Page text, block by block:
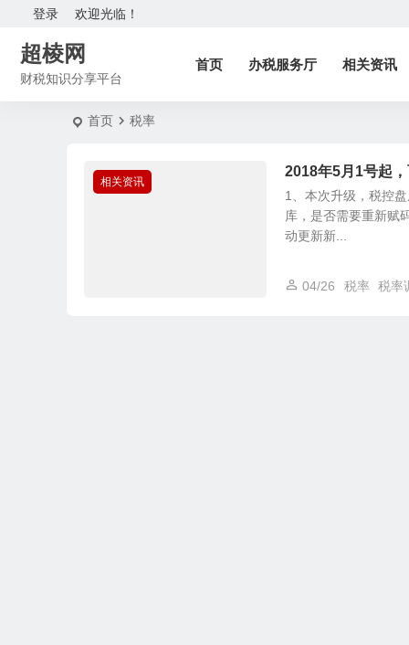
欢迎光临！
登录
超棱网
财税知识分享平台
首页 办税服务厅 相关资讯
首页 税率
相关资讯
2018年5月1号起
1、本次升级，税控
库，是否需要重新赋
动更新新...
04/26 税率 税率